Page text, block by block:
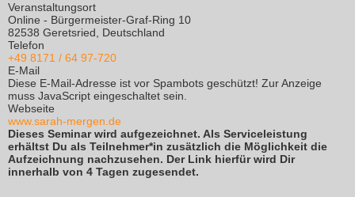
Veranstaltungsort
Online - Bürgermeister-Graf-Ring 10
82538 Geretsried, Deutschland
Telefon
+49 8171 / 64 97-720
E-Mail
Diese E-Mail-Adresse ist vor Spambots geschützt! Zur Anzeige
muss JavaScript eingeschaltet sein.
Webseite
www.sarah-mergen.de
Dieses Seminar wird aufgezeichnet. Als Serviceleistung
erhältst Du als Teilnehmer*in zusätzlich die Möglichkeit die
Aufzeichnung nachzusehen. Der Link hierfür wird Dir
innerhalb von 4 Tagen zugesendet.